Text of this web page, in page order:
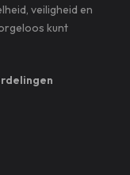
veiligheid en
kunt